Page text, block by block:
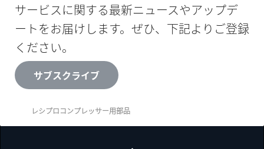
サービスに関する最新ニュースやアップデ
ートをお届けします。ぜひ、下記よりご登録
ください。
サブスクライブ
レシプロコンプレッサー用部品